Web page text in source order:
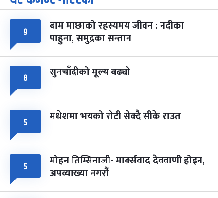
आइत चैत्र ७, २०८३-Mar 21, 2027
८ फागुपूर्णिमा
चैत्र ८, २०८३-Mar 22, 2027
७ महिना बाँकी
९ बाम माछाको रहस्यमय जीवन : नदीका
पाहुना, समुद्रका सन्तान
८ सुनचाँदीको मूल्य बढ्यो
५ मधेशमा भयको रोटी सेक्दै सीके राउत
५ मोहन तिम्सिनाजी- मार्क्सवाद देववाणी होइन,
अपव्याख्या नगरौं